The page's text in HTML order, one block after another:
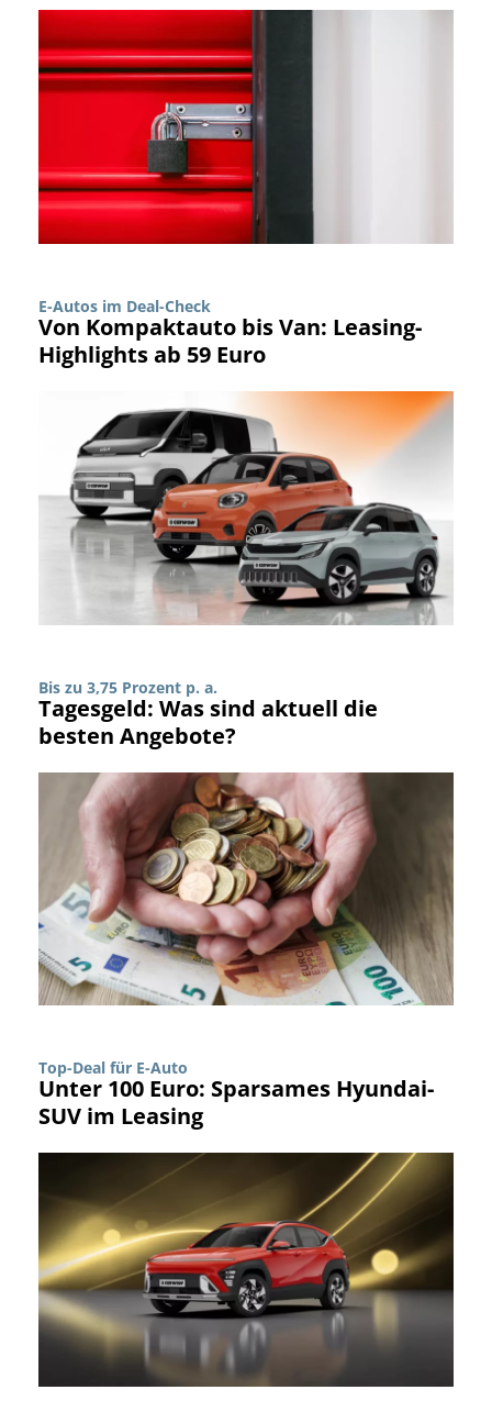
E-Autos im Deal-Check
Von Kompaktauto bis Van: Leasing-
Highlights ab 59 Euro
Bis zu 3,75 Prozent p. a.
Tagesgeld: Was sind aktuell die
besten Angebote?
Top-Deal für E-Auto
Unter 100 Euro: Sparsames Hyundai-
SUV im Leasing